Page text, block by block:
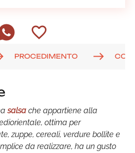
PROCEDIMENTO
salsa che appartiene alla
ottima per
zuppe, cereali, verdure bollite e
da realizzare, ha un gusto